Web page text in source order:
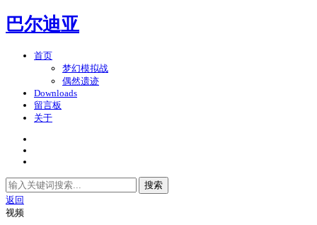
巴尔迪亚
首页
梦幻模拟战
偶然遗迹
Downloads
留言板
关于
搜索
返回
视频